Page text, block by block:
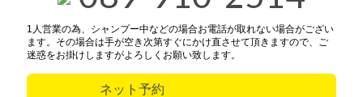
1人営業の為、シャンプー中などの場合お電話が取れない場合がござい
ます。その場合は手が空き次第すぐにかけ直させて頂きますので、ご
迷惑をお掛けしますがよろしくお願い致します。
ネット予約